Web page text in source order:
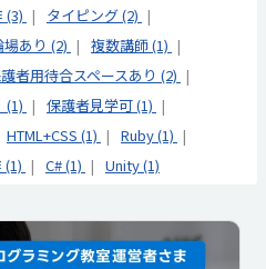
(3)
タイピング (2)
あり (2)
複数講師 (1)
者用待合スペースあり (2)
(1)
保護者見学可 (1)
HTML+CSS (1)
Ruby (1)
(1) C# (1) Unity (1)